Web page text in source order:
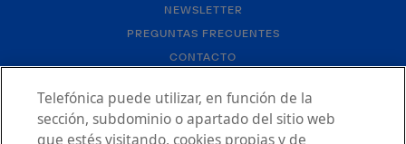
NEWSLETTER
PREGUNTAS FRECUENTES
CONTACTO
Telefónica puede utilizar, en función de la
sección, subdominio o apartado del sitio web
que estés visitando, cookies propias y de